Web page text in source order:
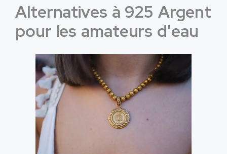
Alternatives à 925 Argent
pour les amateurs d'eau